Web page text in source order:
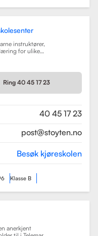
instruktører,
for ulike
og
er kjent for sin
til elevenes
Ring 40 45 17 23
40 45 17 23
post@stoyten.no
Besøk kjøreskolen
Klasse B
anerkjent